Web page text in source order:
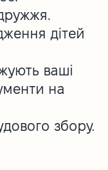
дітей
ваші
на
збору.